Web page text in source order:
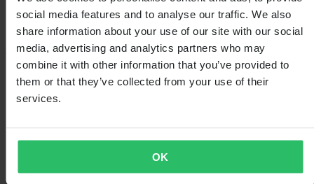
social media features and to analyse our traffic. We also
share information about your use of our site with our social
media, advertising and analytics partners who may
combine it with other information that you’ve provided to
them or that they’ve collected from your use of their
services.
OK
SHOPPEN
Algemene Voorwaarden
Privacybeleid
Retourneren